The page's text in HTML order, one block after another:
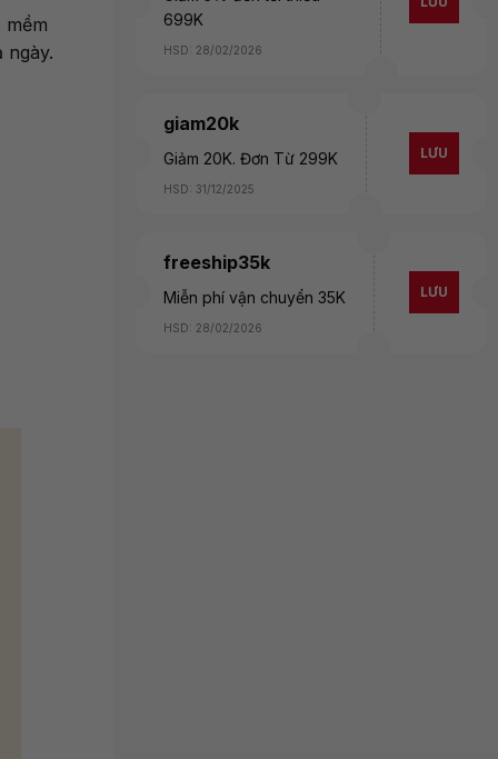
ngày.
699K
HSD: 28/02/2026
giam20k
Giảm 20K. Đơn Từ 299K
HSD: 31/12/2025
LƯU
freeship35k
Miễn phí vận chuyển 35K
HSD: 28/02/2026
LƯU